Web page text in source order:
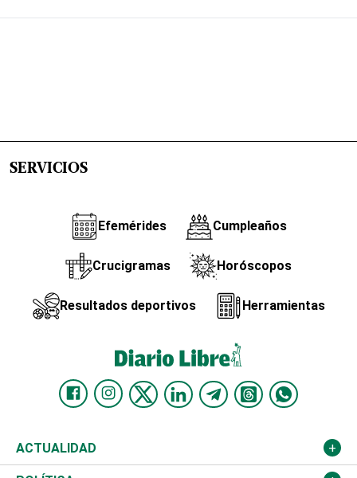
SERVICIOS
Efemérides Cumpleaños
Crucigramas Horóscopos
Resultados deportivos Herramientas
ACTUALIDAD